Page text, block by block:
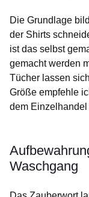
Die Grundlage
der Shirts
ist das selbst
gemacht werden
Tücher lassen
Größe empfehle
dem
Waschgang